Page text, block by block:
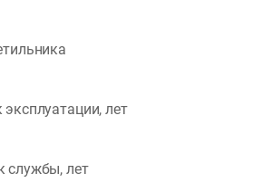
лет
службы, лет